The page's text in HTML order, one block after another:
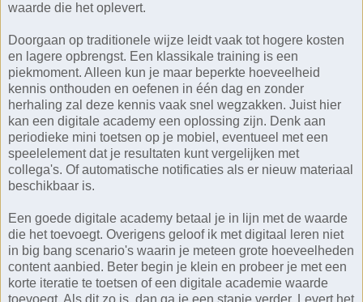
waarde die het oplevert.
Doorgaan op traditionele wijze leidt vaak tot hogere kosten
en lagere opbrengst. Een klassikale training is een
piekmoment. Alleen kun je maar beperkte hoeveelheid
kennis onthouden en oefenen in één dag en zonder
herhaling zal deze kennis vaak snel wegzakken. Juist hier
kan een digitale academy een oplossing zijn. Denk aan
periodieke mini toetsen op je mobiel, eventueel met een
speelelement dat je resultaten kunt vergelijken met
collega's. Of automatische notificaties als er nieuw materiaal
beschikbaar is.
Een goede digitale academy betaal je in lijn met de waarde
die het toevoegt. Overigens geloof ik met digitaal leren niet
in big bang scenario's waarin je meteen grote hoeveelheden
content aanbied. Beter begin je klein en probeer je met een
korte iteratie te toetsen of een digitale academie waarde
toevoegt. Als dit zo is, dan ga je een stapje verder. Levert het